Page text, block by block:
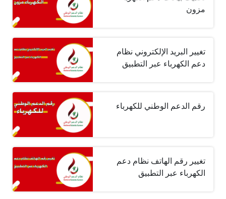
مزون
تغيير البريد الإلكتروني نظام
دعم الكهرباء عبر التطبيق
رقم الدعم الوطني للكهرباء
تغيير رقم الهاتف نظام دعم
الكهرباء عبر التطبيق